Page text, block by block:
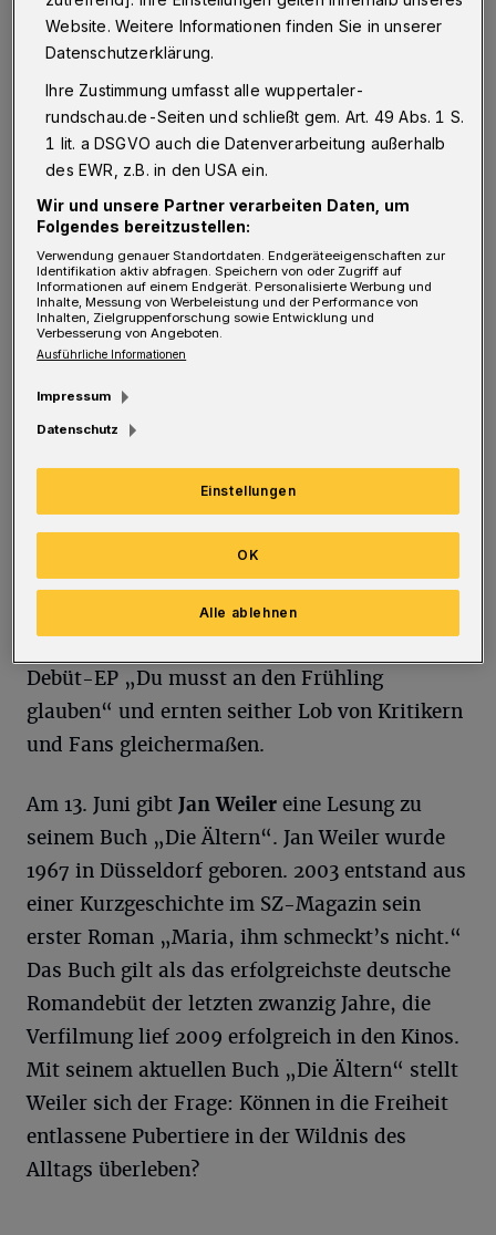
Der Konzertfrühling startet am 10. Juni mit
. Der Hamburger Musiker und
Autor ist Gründungsmitglied der Band Tomte
und veröffentlichte 2019 sein aktuelles
Soloalbum mit dem Titel „Junkies und
Scientologen“. Im Oktober 2019 erschien auch
sein drittes Buch „Thees Uhlmann über die
Toten Hosen“, in dem er die Freundschaft zu
den Musikern beschreibt.
Am 11. Juni folgt ein Auftritt der Wuppertaler
BandDarjeeling
als packende Alternative-Band irgendwo
verquerem Pop etabliert haben.
MitJeremiaspräsentiert sich am 12. Juni ein
Indie-Pop-Newcomer. Die im Schnitt erst 20-
Debüt-EP „Du musst an den Frühling
glauben“ und ernten seither Lob von Kritikern
und Fans gleichermaßen.
Am 13. Juni gibt Jan Weiler eine Lesung zu
seinem Buch „Die Ältern“. Jan Weiler wurde
1967 in Düsseldorf geboren. 2003 entstand aus
einer Kurzgeschichte im SZ-Magazin sein
erster Roman „Maria, ihm schmeckt’s nicht.“
Das Buch gilt als das erfolgreichste deutsche
Romandebüt der letzten zwanzig Jahre, die
Verfilmung lief 2009 erfolgreich in den Kinos.
Mit seinem aktuellen Buch „Die Ältern“ stellt
Weiler sich der Frage: Können in die Freiheit
entlassene Pubertiere in der Wildnis des
Alltags überleben?
Website. Weitere Informationen finden Sie in unserer
Datenschutzerklärung.
Ihre Zustimmung umfasst alle wuppertaler-
rundschau.de-Seiten und schließt gem. Art. 49 Abs. 1 S.
1 lit. a DSGVO auch die Datenverarbeitung außerhalb
des EWR, z.B. in den USA ein.
Wir und unsere Partner verarbeiten Daten, um
Folgendes bereitzustellen:
Verwendung genauer Standortdaten. Endgeräteeigenschaften zur
Identifikation aktiv abfragen. Speichern von oder Zugriff auf
Informationen auf einem Endgerät. Personalisierte Werbung und
Inhalte, Messung von Werbeleistung und der Performance von
Inhalten, Zielgruppenforschung sowie Entwicklung und
Verbesserung von Angeboten.
Ausführliche Informationen
Impressum
Datenschutz
Einstellungen
Alle ablehnen
OK